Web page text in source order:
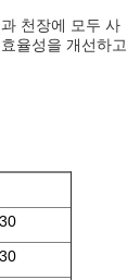
천장에 모두 사
율성을 개선하고